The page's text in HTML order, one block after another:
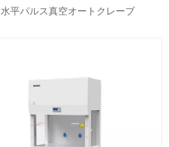
水平パルス真空オートクレーブ